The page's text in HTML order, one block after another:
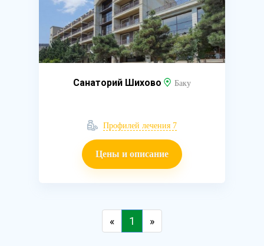
Санаторий Шихово Баку
Профилей лечения 7
Цены и описание
« 1 »